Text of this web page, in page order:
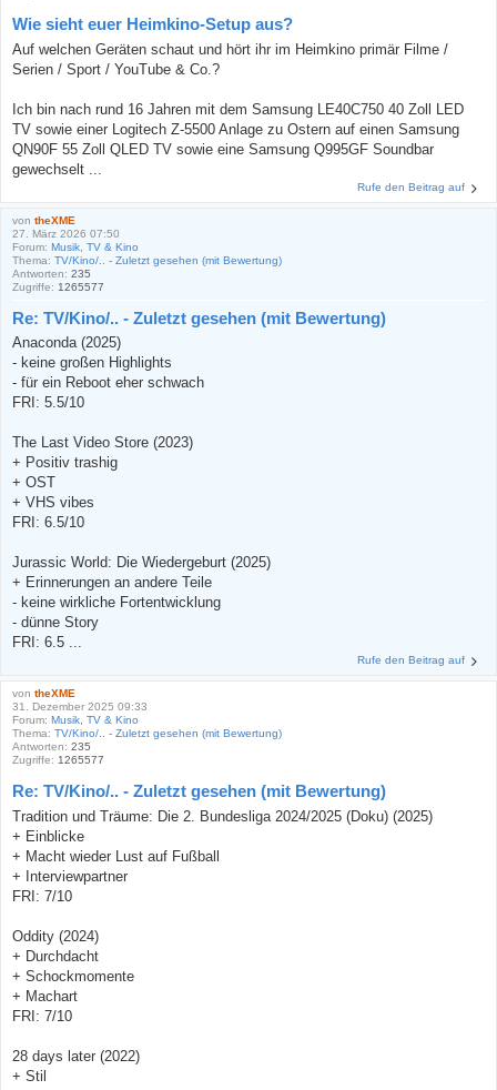
Wie sieht euer Heimkino-Setup aus?
Auf welchen Geräten schaut und hört ihr im Heimkino primär Filme /
Serien / Sport / YouTube & Co.?
Ich bin nach rund 16 Jahren mit dem Samsung LE40C750 40 Zoll LED
TV sowie einer Logitech Z-5500 Anlage zu Ostern auf einen Samsung
QN90F 55 Zoll QLED TV sowie eine Samsung Q995GF Soundbar
gewechselt ...
Rufe den Beitrag auf
von theXME
27. März 2026 07:50
Forum: Musik, TV & Kino
Thema: TV/Kino/.. - Zuletzt gesehen (mit Bewertung)
Antworten: 235
Zugriffe: 1265577
Re: TV/Kino/.. - Zuletzt gesehen (mit Bewertung)
Anaconda (2025)
- keine großen Highlights
- für ein Reboot eher schwach
FRI: 5.5/10
The Last Video Store (2023)
+ Positiv trashig
+ OST
+ VHS vibes
FRI: 6.5/10
Jurassic World: Die Wiedergeburt (2025)
+ Erinnerungen an andere Teile
- keine wirkliche Fortentwicklung
- dünne Story
FRI: 6.5 ...
Rufe den Beitrag auf
von theXME
31. Dezember 2025 09:33
Forum: Musik, TV & Kino
Thema: TV/Kino/.. - Zuletzt gesehen (mit Bewertung)
Antworten: 235
Zugriffe: 1265577
Re: TV/Kino/.. - Zuletzt gesehen (mit Bewertung)
Tradition und Träume: Die 2. Bundesliga 2024/2025 (Doku) (2025)
+ Einblicke
+ Macht wieder Lust auf Fußball
+ Interviewpartner
FRI: 7/10
Oddity (2024)
+ Durchdacht
+ Schockmomente
+ Machart
FRI: 7/10
28 days later (2022)
+ Stil